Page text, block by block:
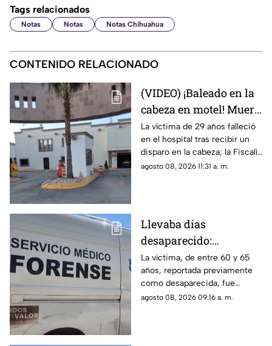
Tags relacionados
Notas Notas Notas Chihuahua
CONTENIDO RELACIONADO
(VIDEO) ¡Baleado en la
cabeza en motel! Muere
hombre tras 8 días de
recibir disparo por el
ex de su pareja en
Juárez
La víctima de 29 años falleció
en el hospital tras recibir un
disparo en la cabeza; la Fiscalía
busca a Diego A., expareja de
agosto 08, 2026 11:31 a. m.
Llevaba días
desaparecido:
Localizan sin vida a
adulto mayor adentro
de tambo adentro de
una casa en Ciudad
La víctima, de entre 60 y 65
años, reportada previamente
como desaparecida, fue
localizada en un cuarto de
agosto 08, 2026 09:16 a. m.